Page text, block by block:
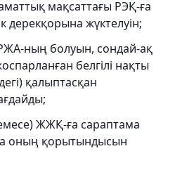
мақсаттағы РЭҚ-ға
дерекқорына жүктелуін;
ның болуын, сондай-ақ
белгілі нақты
қалыптасқан
ЖЖҚ-ға сараптама
оның қорытындысын